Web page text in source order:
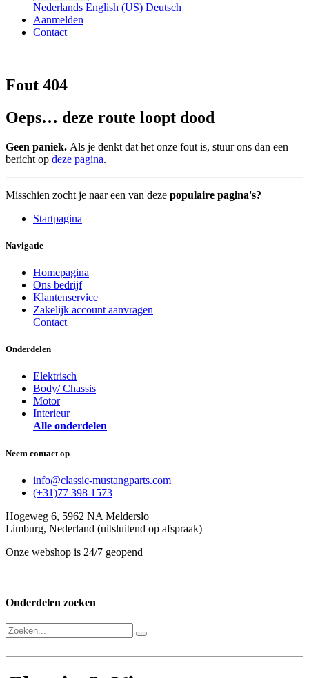
Nederlands English (US) Deutsch
Aanmelden
Contact
Fout 404
Oeps… deze route loopt dood
Geen paniek. Als je denkt dat het onze fout is, stuur ons dan een
bericht op deze pagina.
Misschien zocht je naar een van deze populaire pagina's?
Startpagina
Navigatie
Homepagina
Ons bedrijf
Klantenservice
Zakelijk account aanvragen
Contact
Onderdelen
Elektrisch
Body/ Chassis
Motor
Interieur
Alle onderdelen
Neem contact op
info@classic-mustangparts.com
(+31)77 398 1573
Hogeweg 6, 5962 NA Melderslo
Limburg, Nederland (uitsluitend op afspraak)
Onze webshop is 24/7 geopend
Onderdelen zoeken